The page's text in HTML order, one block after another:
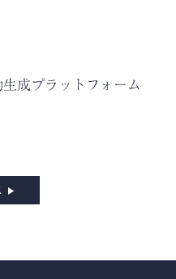
成プラットフォーム